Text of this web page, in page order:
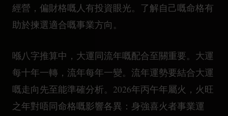
經營，偏財格嘅人有投資眼光。了解自己嘅命格有
助於揀選適合嘅事業方向。
喺八字推算中，大運同流年嘅配合至關重要。大運
每十年一轉，流年每年一變。流年運勢要結合大運
嘅走向先至能準確分析。2026年丙午年屬火，火旺
之年對唔同命格嘅影響各異：身強喜火者事業運